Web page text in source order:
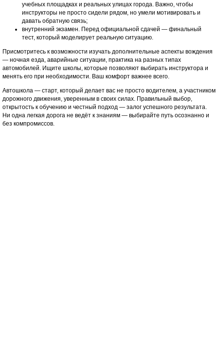
учебных площадках и реальных улицах города. Важно, чтобы
инструкторы не просто сидели рядом, но умели мотивировать и
давать обратную связь;
внутренний экзамен. Перед официальной сдачей — финальный
тест, который моделирует реальную ситуацию.
Присмотритесь к возможности изучать дополнительные аспекты вождения
— ночная езда, аварийные ситуации, практика на разных типах
автомобилей. Ищите школы, которые позволяют выбирать инструктора и
менять его при необходимости. Ваш комфорт важнее всего.
Автошкола — старт, который делает вас не просто водителем, а участником
дорожного движения, уверенным в своих силах. Правильный выбор,
открытость к обучению и честный подход — залог успешного результата.
Ни одна легкая дорога не ведёт к знаниям — выбирайте путь осознанно и
без компромиссов.